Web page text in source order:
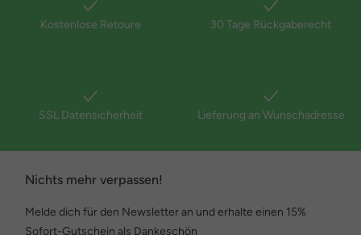
Bei JP1880 ist Größe keine Frage des Stils, sondern der Passform.
Ob FLEXNAMIC®-Jeans mit extra Dehnbarkeit, Bauchfit-Shirts mit
durchdachte Schnitte und Bewegungsfreiheit, die sich Deinem
Alltag anpasst.
Und das Beste: Bei JP1880 gilt „Alle Größen ein Preis“ – weil Stil
keine Größenunterschiede macht.
Kostenlose Retoure 30 Tage Rückgaberecht
SSL Datensicherheit Lieferung an Wunschadresse
Nichts mehr verpassen!
Melde dich für den Newsletter an und erhalte einen 15%
Sofort-Gutschein als Dankeschön